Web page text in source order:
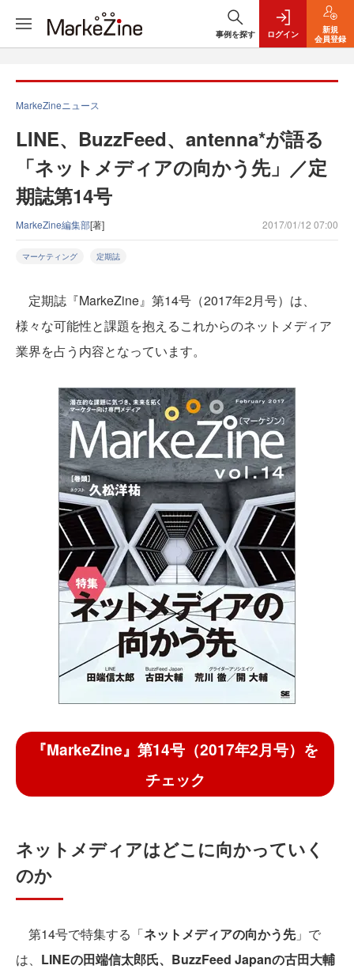
事例を探す ログイン
新規
会員登録
MarkeZineニュース
LINE、BuzzFeed、antenna*が語る
「ネットメディアの向かう先」／定
期誌第14号
MarkeZine編集部[著] 2017/01/12 07:00
マーケティング 定期誌
定期誌『MarkeZine』第14号（2017年2月号）は、
様々な可能性と課題を抱えるこれからのネットメディア
業界を占う内容となっています。
『MarkeZine』第14号（2017年2月号）を
チェック
ネットメディアはどこに向かっていく
のか
第14号で特集する「ネットメディアの向かう先」で
は、 LINEの田端信太郎氏、BuzzFeed Japanの古田大輔